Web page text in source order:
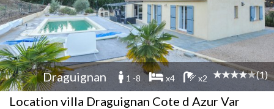
Draguignan 1 -8 x4 x2 (1)
Location villa Draguignan Cote d Azur Var